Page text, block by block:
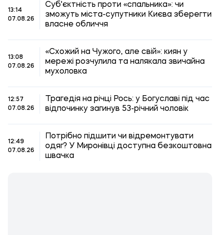
13:14
07.08.26
Суб'єктність проти «спальника»: чи
зможуть міста-супутники Києва зберегти
власне обличчя
13:08
07.08.26
«Схожий на Чужого, але свій»: киян у
мережі розчулила та налякала звичайна
мухоловка
12:57
07.08.26
Трагедія на річці Рось: у Богуславі під час
відпочинку загинув 53-річний чоловік
12:49
07.08.26
Потрібно підшити чи відремонтувати
одяг? У Миронівці доступна безкоштовна
швачка